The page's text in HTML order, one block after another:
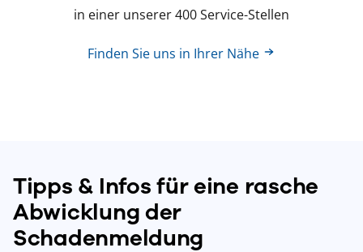
in einer unserer 400 Service-Stellen
Finden Sie uns in Ihrer Nähe
Tipps & Infos für eine rasche
Abwicklung der
Schadenmeldung